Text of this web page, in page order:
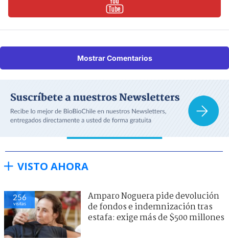
Mostrar Comentarios
VISTO AHORA
256
visitas
Amparo Noguera pide devolución
de fondos e indemnización tras
estafa: exige más de $500 millones